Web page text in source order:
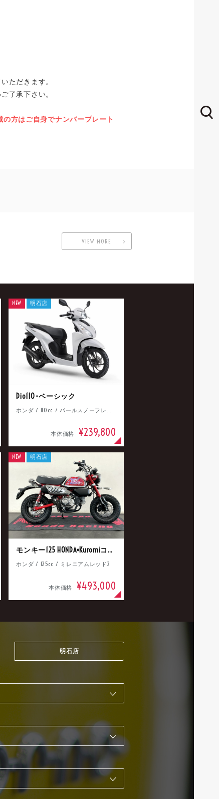
ただきます。
了承下さい。
方はご自身でナンバープレート
VIEW MORE
Dio110･ベーシック
ホンダ / 110cc / パールスノーフレークホワイト
本体価格 ¥239,800
NEW 明石店
モンキー125 HONDA×Kuromiコラボ
ホンダ / 125cc / ミレニアムレッド2
本体価格 ¥493,000
NEW 明石店
明石店